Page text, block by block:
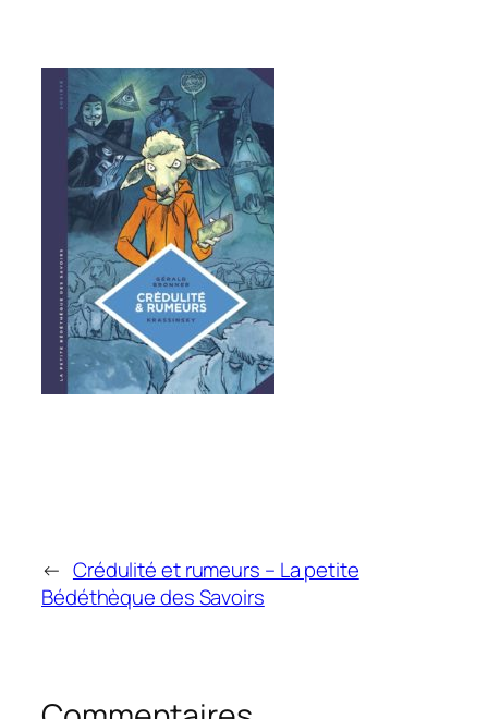
← Crédulité et rumeurs – La petite
Bédéthèque des Savoirs